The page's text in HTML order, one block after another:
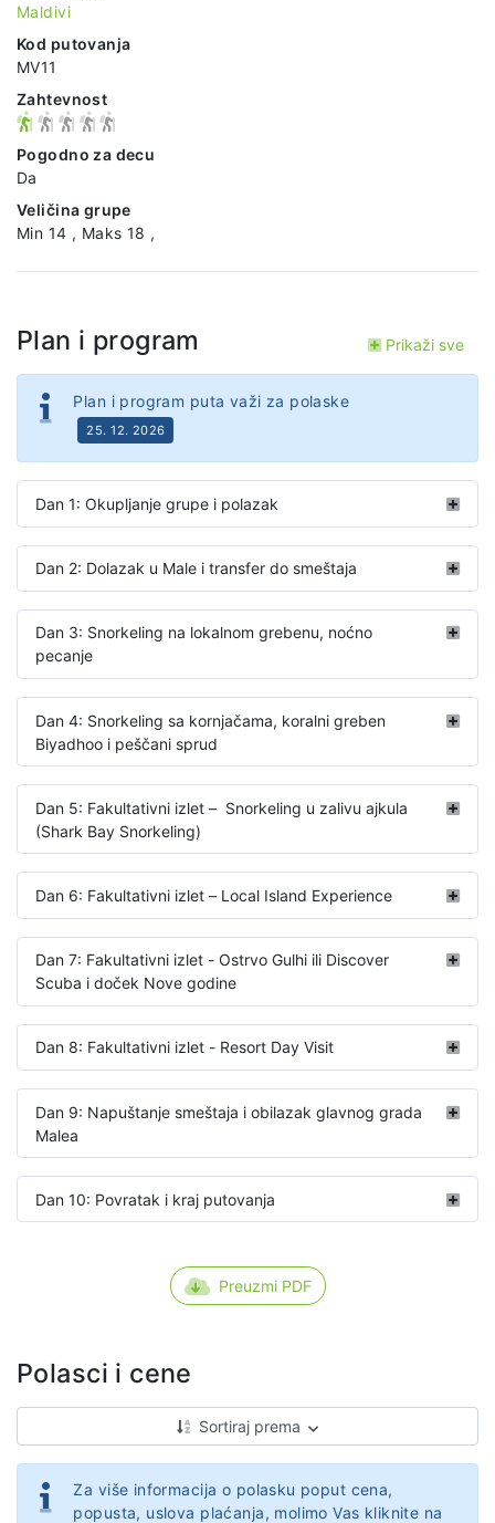
Maldivi
Kod putovanja
MV11
Zahtevnost
Pogodno za decu
Da
Veličina grupe
Min 14 , Maks 18 ,
Plan i program Prikaži sve
Plan i program puta važi za polaske
25. 12. 2026
Dan 1: Okupljanje grupe i polazak
Dan 2: Dolazak u Male i transfer do smeštaja
Dan 3: Snorkeling na lokalnom grebenu, noćno
pecanje
Dan 4: Snorkeling sa kornjačama, koralni greben
Biyadhoo i peščani sprud
Dan 5: Fakultativni izlet – Snorkeling u zalivu ajkula
(Shark Bay Snorkeling)
Dan 6: Fakultativni izlet – Local Island Experience
Dan 7: Fakultativni izlet - Ostrvo Gulhi ili Discover
Scuba i doček Nove godine
Dan 8: Fakultativni izlet - Resort Day Visit
Dan 9: Napuštanje smeštaja i obilazak glavnog grada
Malea
Dan 10: Povratak i kraj putovanja
Preuzmi PDF
Polasci i cene
Sortiraj prema
Za više informacija o polasku poput cena,
popusta, uslova plaćanja, molimo Vas kliknite na